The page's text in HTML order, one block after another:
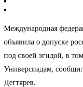
Международная
объявила о допуске
под своей эгидой, в
Универсиадам,
Дегтярев.